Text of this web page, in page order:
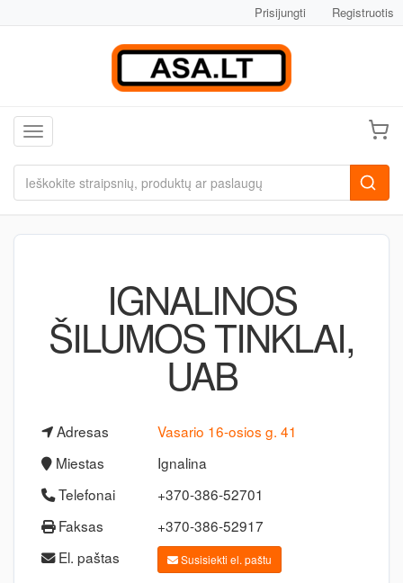
Prisijungti Registruotis
Toggle navigation
IGNALINOS
ŠILUMOS TINKLAI,
UAB
Adresas
Vasario 16-osios g. 41
Miestas
Ignalina
Telefonai
+370-386-52701
Faksas
+370-386-52917
El. paštas
Susisiekti el. paštu